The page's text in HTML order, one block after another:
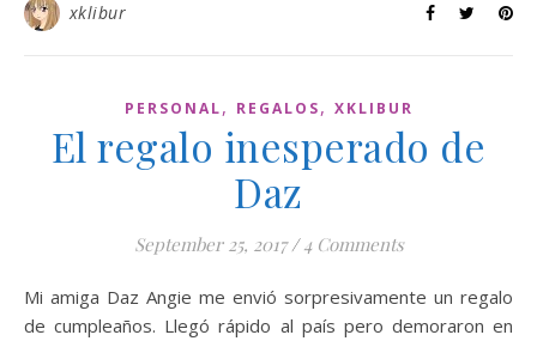
xklibur
PERSONAL, REGALOS, XKLIBUR
El regalo inesperado de
Daz
September 25, 2017 / 4 Comments
Mi amiga Daz Angie me envió sorpresivamente un regalo
de cumpleaños. Llegó rápido al país pero demoraron en